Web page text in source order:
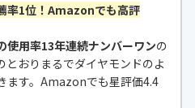
率1位！Amazonでも高評
使用率13年連続ナンバーワンの
とおりまるでダイヤモンドのよ
ます。Amazonでも星評価4.4